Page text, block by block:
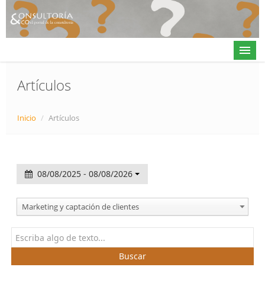
Contacto
𝕏
Artículos
Inicio / Artículos
08/08/2025 - 08/08/2026
Marketing y captación de clientes
Buscar